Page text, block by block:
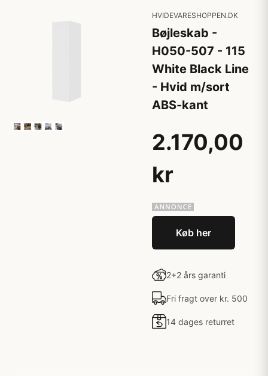
HVIDEVARESHOPPEN.DK
Bøjleskab -
H050-507 - 115
White Black Line
- Hvid m/sort
ABS-kant
2.170,00
kr
Køb her
2+2 års garanti
Fri fragt over kr. 500
14 dages returret